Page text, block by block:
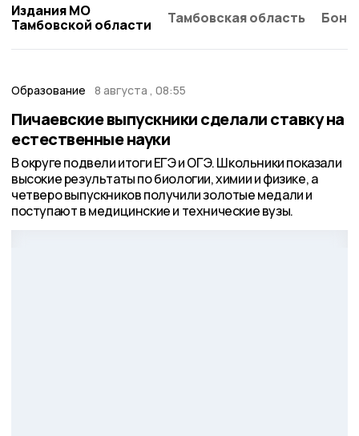
Издания МО
Тамбовской области
Тамбовская область
Образование 8 августа , 08:55
Пичаевские выпускники сделали ставку на
естественные науки
В округе подвели итоги ЕГЭ и ОГЭ. Школьники показали
высокие результаты по биологии, химии и физике, а
четверо выпускников получили золотые медали и
поступают в медицинские и технические вузы.